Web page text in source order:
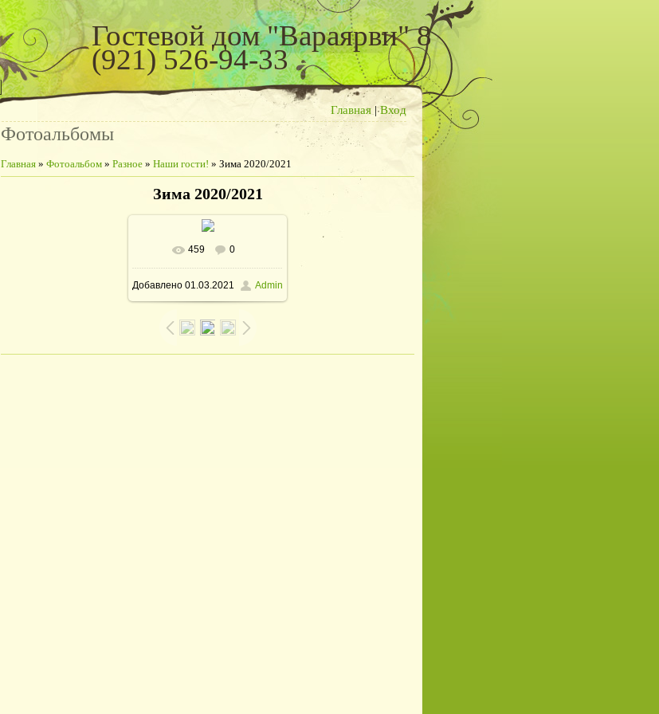
Гостевой дом "Вараярви" 8
(921) 526-94-33
Главная |Вход
Фотоальбомы
Главная » Фотоальбом » Разное » Наши гости! » Зима 2020/2021
Зима 2020/2021
В реальном размере
960x1280/ 119.5Kb
459 0
Добавлено 01.03.2021 Admin